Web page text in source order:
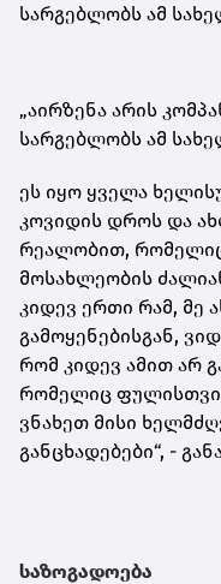
სარგებლობს ამ
„აირზენა არის
სარგებლობს ამ
ეს იყო ყველა
კოვიდის დროს და
რეალობით,
მოსახლეობის
კიდევ ერთი რამ, მე
გამოყენებისგან,
რომ კიდევ ამით არ
რომელიც
ვნახეთ მისი
განცხადებები“, -
საზოგადოება